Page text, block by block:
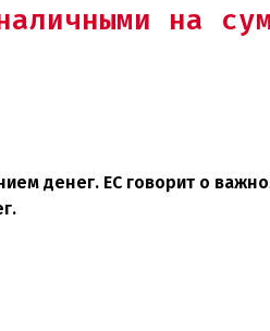
на
денег. ЕС говорит о